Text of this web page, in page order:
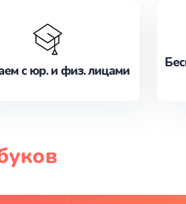
с юр. и физ. лицами